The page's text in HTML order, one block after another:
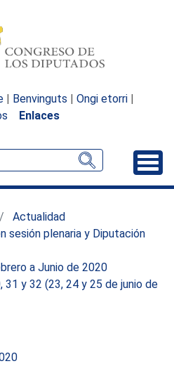
| Benvinguts | Ongi etorri |
Enlaces
Actualidad
sesión plenaria y Diputación
a Junio de 2020
31 y 32 (23, 24 y 25 de junio de